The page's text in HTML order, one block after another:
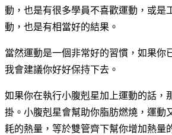
動，也是有很多學員不喜歡運動，或是
動，也是有相當好的結果。
當然運動是一個非常好的習慣，如果你
我會建議你好好保持下去。
如果你在執行小腹剋星加上運動的話，
掛。小腹剋星會幫助你脂肪燃燒，運動
耗的熱量，等於雙管齊下幫你增加熱量